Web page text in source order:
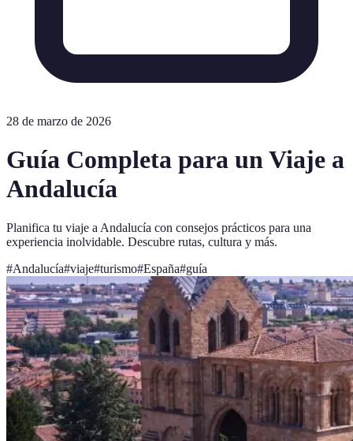
28 de marzo de 2026
Guía Completa para un Viaje a
Andalucía
Planifica tu viaje a Andalucía con consejos prácticos para una
experiencia inolvidable. Descubre rutas, cultura y más.
#Andalucía#viaje#turismo#España#guía